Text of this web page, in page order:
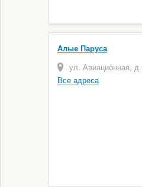
Алые Паруса
ул. Авиационная,
Все адреса